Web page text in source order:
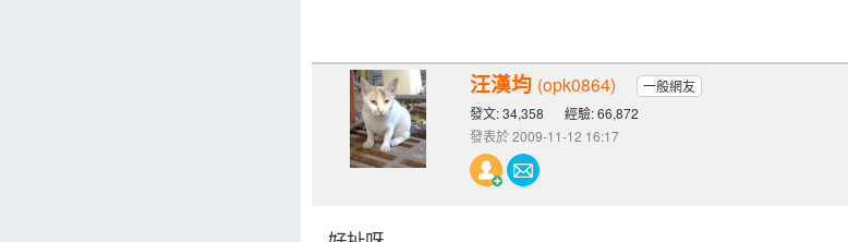
汪漢均 (opk0864)
一般網友
發文: 34,358
經驗: 66,872
發表於 2009-11-12 16:17